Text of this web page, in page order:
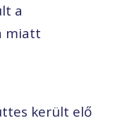
a
miatt
került elő